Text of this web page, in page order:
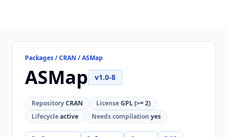
Packages / CRAN / ASMap
ASMap v1.0-8
RepositoryCRAN LicenseGPL (>= 2)
Lifecycleactive Needs compilation yes